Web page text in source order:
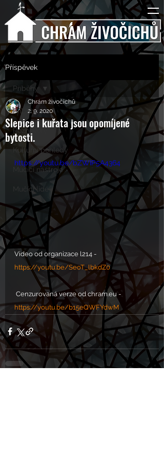
Příspěvek
Příběhy
Rozhovory
Kulturní pohledy
Mučící nástroje
Mučící lidé
Příběhy
Slepice i kuřata jsou opomíjené
bytosti.
Chrám živočichů
2. 9. 2020
https://youtu.be/bZWIP5A4364
Video od organizace l214 -
https://youtu.be/SeoT_lbkdZ0
Cenzurovaná verze od chram.eu -
https://youtu.be/b15eQWFYdwM